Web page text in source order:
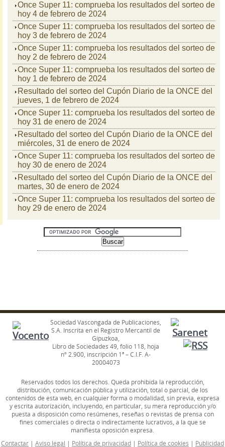
Once Super 11: comprueba los resultados del sorteo de
hoy 4 de febrero de 2024
Once Super 11: comprueba los resultados del sorteo de
hoy 3 de febrero de 2024
Once Super 11: comprueba los resultados del sorteo de
hoy 2 de febrero de 2024
Once Super 11: comprueba los resultados del sorteo de
hoy 1 de febrero de 2024
Resultado del sorteo del Cupón Diario de la ONCE del
jueves, 1 de febrero de 2024
Once Super 11: comprueba los resultados del sorteo de
hoy 31 de enero de 2024
Resultado del sorteo del Cupón Diario de la ONCE del
miércoles, 31 de enero de 2024
Once Super 11: comprueba los resultados del sorteo de
hoy 30 de enero de 2024
Resultado del sorteo del Cupón Diario de la ONCE del
martes, 30 de enero de 2024
Once Super 11: comprueba los resultados del sorteo de
hoy 29 de enero de 2024
Sociedad Vascongada de Publicaciones,
S.A. Inscrita en el Registro Mercantil de
Gipuzkoa,
Libro de Sociedades 49, folio 118, hoja
nº 2.900, inscripción 1ª – C.I.F. A-
20004073
Reservados todos los derechos. Queda prohibida la reproducción,
distribución, comunicación pública y utilización, total o parcial, de los
contenidos de esta web, en cualquier forma o modalidad, sin previa, expresa
y escrita autorización, incluyendo, en particular, su mera reproducción y/o
puesta a disposición como resúmenes, reseñas o revistas de prensa con
fines comerciales o directa o indirectamente lucrativos, a la que se
manifiesta oposición expresa.
Contactar | Aviso legal | Política de privacidad | Política de cookies | Publicidad